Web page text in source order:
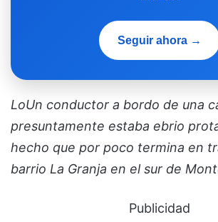
Seguir ahora →
LoUn conductor a bordo de una
presuntamente estaba ebrio
hecho que por poco termina en
barrio La Granja en el sur de
Publicidad